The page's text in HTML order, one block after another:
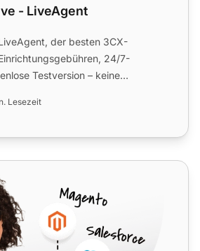
- LiveAgent
der besten 3CX-
24/7-
Testversion – keine
Lesezeit